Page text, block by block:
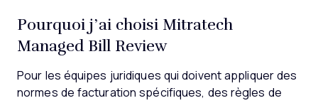
Pourquoi j’ai choisi Mitratech
Managed Bill Review
Pour les équipes juridiques qui doivent appliquer des
normes de facturation spécifiques, des règles de